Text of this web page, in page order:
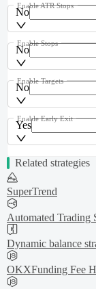
No
Enable ATR Stops
No
Enable Stops
No
Enable Targets
Yes
Enable Early Exit
Related strategies
SuperTrend
Automated Trading
Dynamic balance
OKXFunding Fee